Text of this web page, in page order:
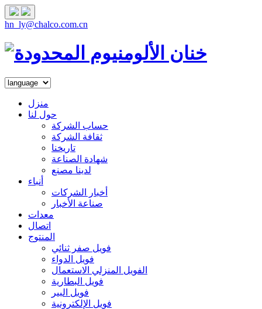
hn_ly@chalco.com.cn
منزل
حول لنا
حساب الشركة
ثقافة الشركة
تاريخنا
شهادة الصناعة
لدينا مصنع
أنباء
أخبار الشركات
صناعة الأخبار
معدات
اتصال
المنتوج
فويل صفر ثنائي
فويل الدواء
الفويل المنزلي الاستعمال
فويل البطارية
فويل البير
فويل الإلكترونية